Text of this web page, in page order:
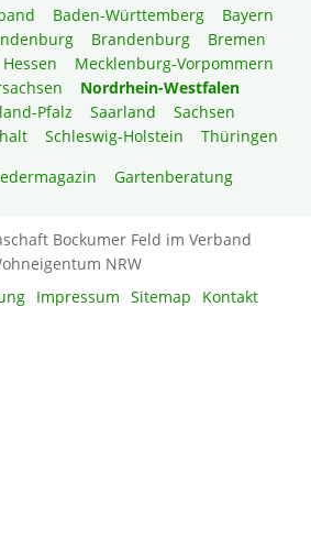
Baden-Württemberg
Bayern
Brandenburg
Bremen
Hessen
Mecklenburg-Vorpommern
Nordrhein-Westfalen
Pfalz
Saarland
Sachsen
Schleswig-Holstein
Thüringen
Gartenberatung
Bockumer Feld im Verband
NRW
Impressum Sitemap Kontakt